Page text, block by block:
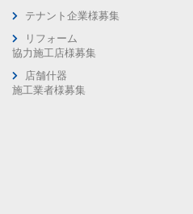
テナント企業様募集
リフォーム
協力施工店様募集
店舗什器
施工業者様募集